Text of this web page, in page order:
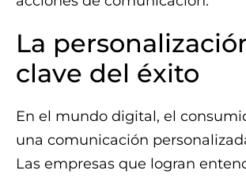
La
clave del éxito
En el mundo digital, el
una comunicación
Las empresas que logran